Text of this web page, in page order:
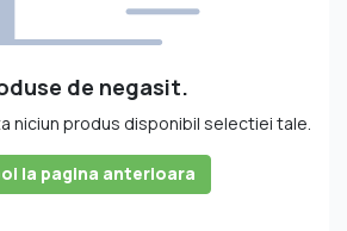
de negasit.
niciun produs disponibil selectiei tale.
la pagina anterioara